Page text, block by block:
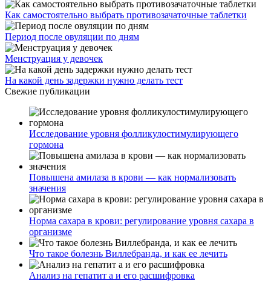
Как самостоятельно выбрать противозачаточные таблетки
Период после овуляции по дням
Менструация у девочек
На какой день задержки нужно делать тест
Свежие публикации
Исследование уровня фолликулостимулирующего
гормона
Повышена амилаза в крови — как нормализовать
значения
Норма сахара в крови: регулирование уровня сахара в
организме
Что такое болезнь Виллебранда, и как ее лечить
Анализ на гепатит а и его расшифровка